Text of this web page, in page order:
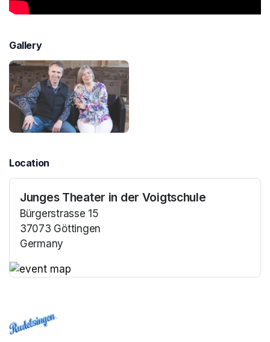
Gallery
Location
Junges Theater in der Voigtschule
Bürgerstrasse 15
37073 Göttingen
Germany